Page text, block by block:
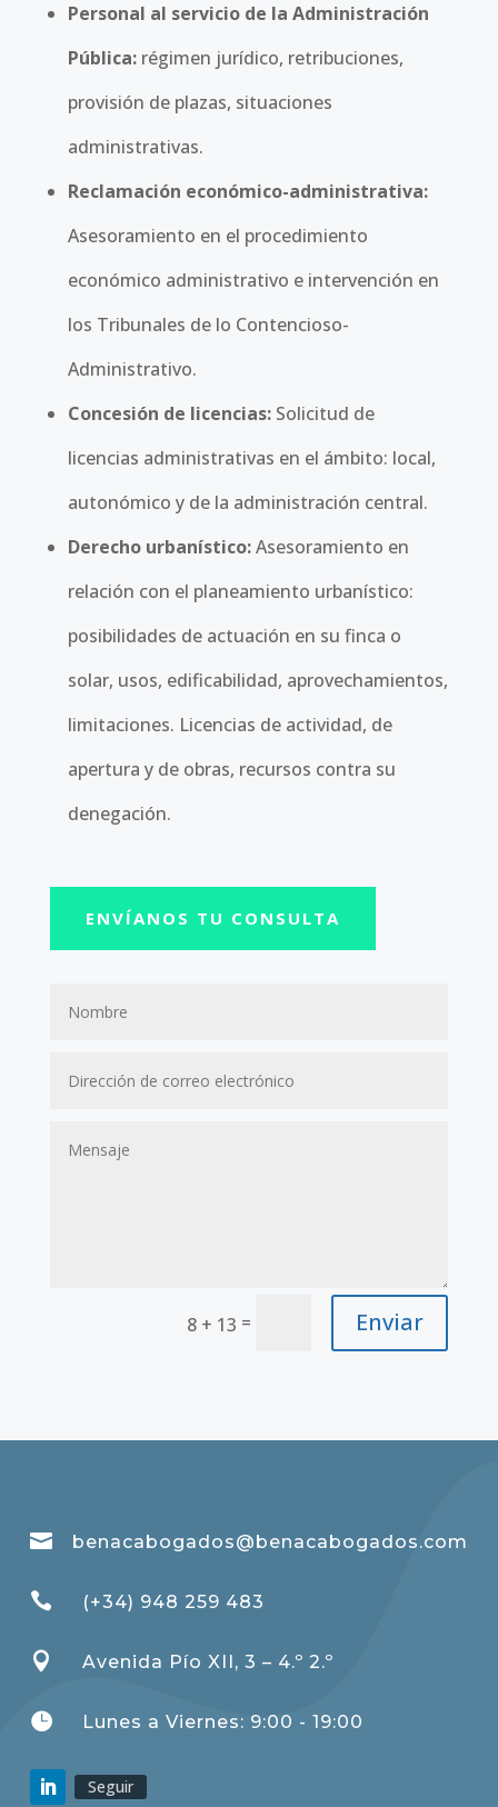
Personal al servicio de la Administración
Pública:régimen jurídico, retribuciones,
provisión de plazas, situaciones
administrativas.
Reclamación económico-administrativa:
Asesoramiento en el procedimiento
económico administrativo e intervención en
los Tribunales de lo Contencioso-
Administrativo.
Concesión de licencias: Solicitud de
licencias administrativas en el ámbito: local,
autonómico y de la administración central.
Derecho urbanístico:Asesoramiento en
relación con el planeamiento urbanístico:
posibilidades de actuación en su finca o
solar, usos, edificabilidad, aprovechamientos,
limitaciones. Licencias de actividad, de
apertura y de obras, recursos contra su
denegación.
ENVÍANOS TU CONSULTA
8 + 13 = Enviar
 benacabogados@benacabogados.com
 (+34) 948 259 483
 Avenida Pío XII, 3 – 4.º 2.º
 Lunes a Viernes: 9:00 - 19:00
Seguir